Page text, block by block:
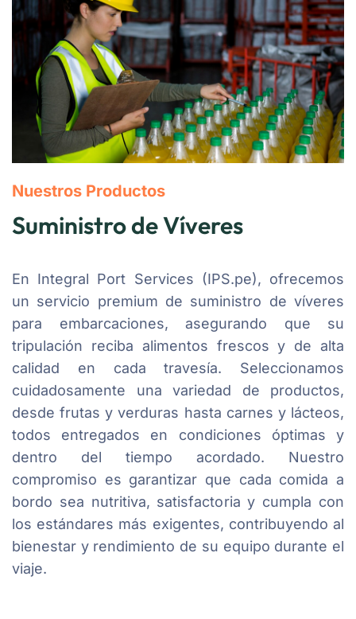
Nuestros Productos
Suministro de Víveres
En Integral Port Services (IPS.pe), ofrecemos
un servicio premium de suministro de víveres
para embarcaciones, asegurando que su
tripulación reciba alimentos frescos y de alta
calidad en cada travesía. Seleccionamos
cuidadosamente una variedad de productos,
desde frutas y verduras hasta carnes y lácteos,
todos entregados en condiciones óptimas y
dentro del tiempo acordado. Nuestro
compromiso es garantizar que cada comida a
bordo sea nutritiva, satisfactoria y cumpla con
los estándares más exigentes, contribuyendo al
bienestar y rendimiento de su equipo durante el
viaje.